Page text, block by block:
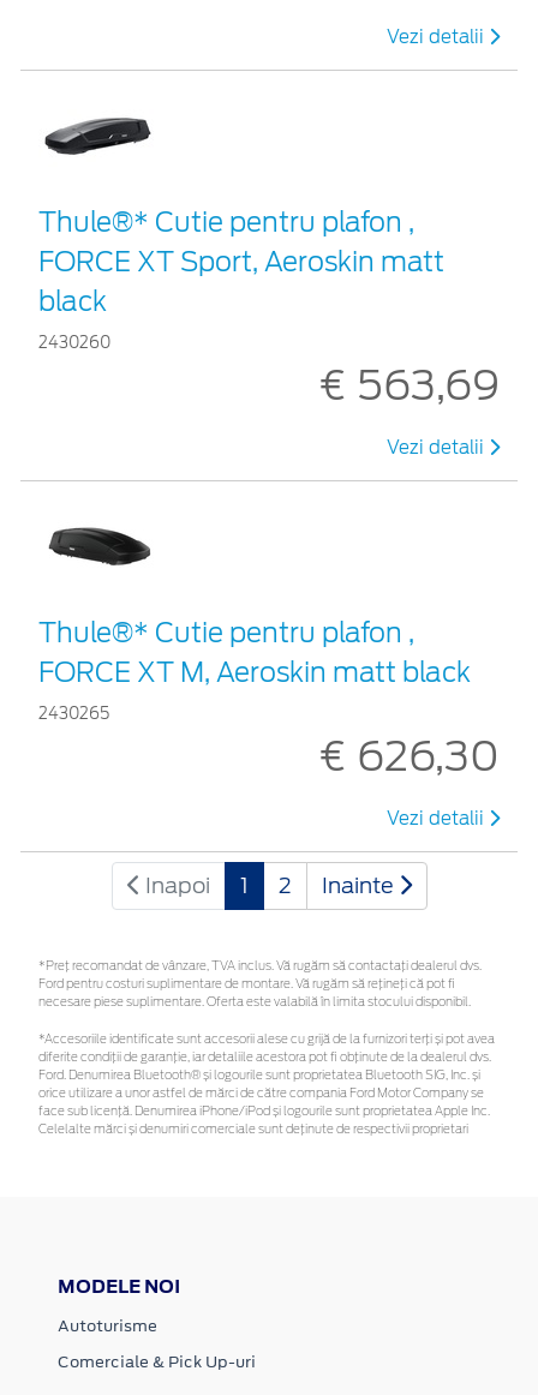
Vezi detalii
Thule®* Cutie pentru plafon ,
FORCE XT Sport, Aeroskin matt
black
2430260
€ 563,69
Vezi detalii
Thule®* Cutie pentru plafon ,
FORCE XT M, Aeroskin matt black
2430265
€ 626,30
Vezi detalii
Inapoi 1 2 Inainte
*Preţ recomandat de vânzare, TVA inclus. Vă rugăm să contactaţi dealerul dvs.
Ford pentru costuri suplimentare de montare. Vă rugăm să rețineți că pot fi
necesare piese suplimentare. Oferta este valabilă în limita stocului disponibil.
*Accesoriile identificate sunt accesorii alese cu grijă de la furnizori terți și pot avea
diferite condiții de garanție, iar detaliile acestora pot fi obținute de la dealerul dvs.
Ford. Denumirea Bluetooth® și logourile sunt proprietatea Bluetooth SIG, Inc. și
orice utilizare a unor astfel de mărci de către compania Ford Motor Company se
face sub licență. Denumirea iPhone/iPod și logourile sunt proprietatea Apple Inc.
Celelalte mărci și denumiri comerciale sunt deținute de respectivii proprietari
MODELE NOI
Autoturisme
Comerciale & Pick Up-uri